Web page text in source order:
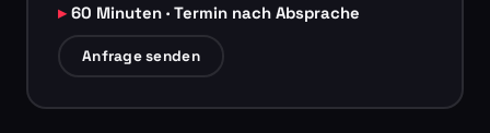
60 Minuten · Termin nach Absprache
Anfrage senden